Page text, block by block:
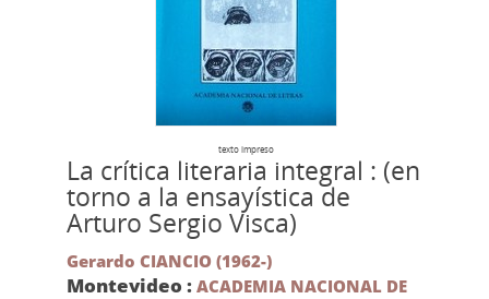
texto impreso
La crítica literaria integral : (en
torno a la ensayística de
Arturo Sergio Visca)
Gerardo CIANCIO (1962-)
Montevideo : ACADEMIA NACIONAL DE